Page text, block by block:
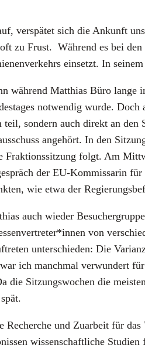
ver­spä­tet sich die Ankunft
zu Frust. Wäh­rend es bei
ein­setzt. In
wäh­rend Mat­thi­as Büro
not­wen­dig wur­de.
son­dern auch direkt an
ange­hört. In den
Frak­ti­ons­sit­zung folgt. Am
der EU-Kom­mis­sa­rin
wie etwa der
auch wie­der
von
unter­schie­den: Die
ich manch­mal ver­wun­dert
Sit­zungs­wo­chen die
und Zuar­beit für
wis­sen­schaft­li­che